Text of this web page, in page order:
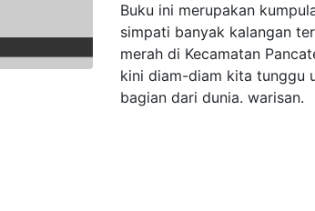
Buku ini merupakan
simpati banyak kalangan
merah di Kecamatan
kini diam-diam kita tunggu
bagian dari dunia. warisan.